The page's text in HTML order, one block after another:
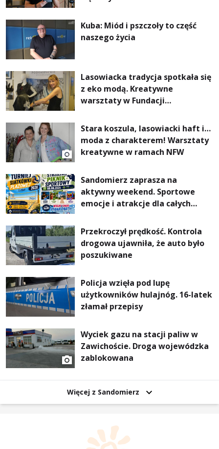
Kuba: Miód i pszczoły to część
naszego życia
Lasowiacka tradycja spotkała się
z eko modą. Kreatywne
warsztaty w Fundacji
Stara koszula, lasowiacki haft i…
moda z charakterem! Warsztaty
kreatywne w ramach NFW
Sandomierz zaprasza na
aktywny weekend. Sportowe
emocje i atrakcje dla całych
Przekroczył prędkość. Kontrola
drogowa ujawniła, że auto było
poszukiwane
Policja wzięła pod lupę
użytkowników hulajnóg. 16-latek
złamał przepisy
Wyciek gazu na stacji paliw w
Zawichoście. Droga wojewódzka
zablokowana
Więcej z Sandomierz